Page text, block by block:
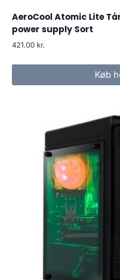
AeroCool Atomic Lite
power supply Sort
421.00 kr.
Køb